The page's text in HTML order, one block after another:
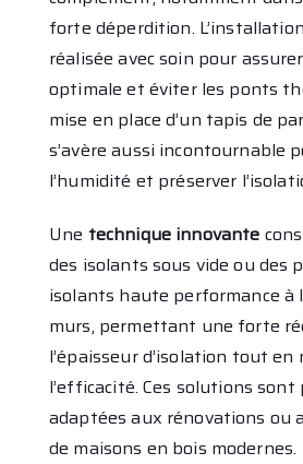
forte déperdition.
réalisée avec soin pour
optimale et éviter les ponts
mise en place d’un tapis de
s’avère aussi incontournable
l’humidité et préserver
Une technique innovante
des isolants sous vide ou des
isolants haute performance à
murs, permettant une forte
l’épaisseur d’isolation tout
l’efficacité. Ces solutions
adaptées aux rénovations ou
de maisons en bois modernes.